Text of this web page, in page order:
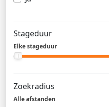
Stageduur
Elke stageduur
Zoekradius
Alle afstanden